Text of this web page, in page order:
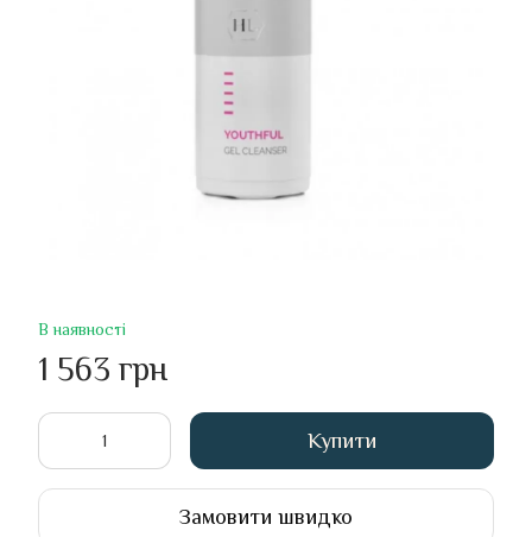
В наявності
1 563 грн
Купити
Замовити швидко